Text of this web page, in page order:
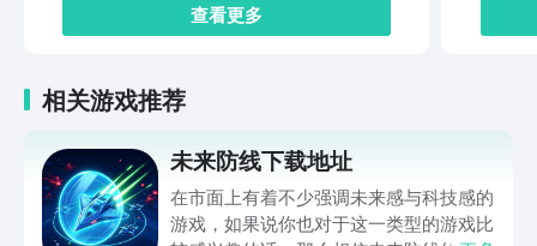
查看更多
相关游戏推荐
未来防线下载地址
在市面上有着不少强调未来感与科技感的
游戏，如果说你也对于这一类型的游戏比